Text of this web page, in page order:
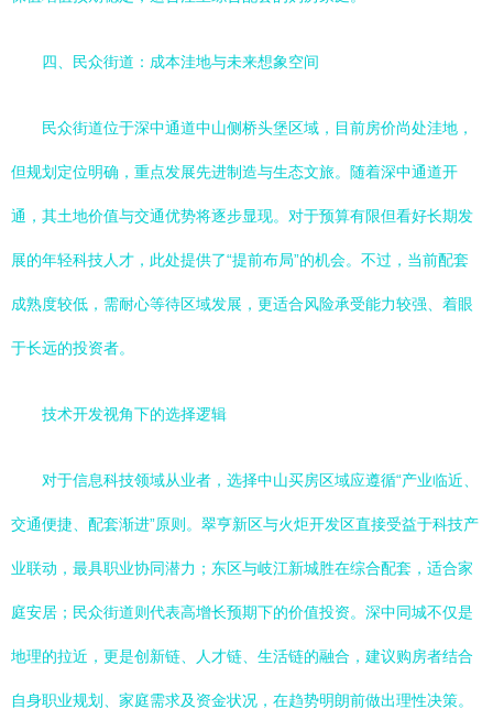
四、民众街道：成本洼地与未来想象空间
民众街道位于深中通道中山侧桥头堡区域，目前房价尚处洼地，
但规划定位明确，重点发展先进制造与生态文旅。随着深中通道开
通，其土地价值与交通优势将逐步显现。对于预算有限但看好长期发
展的年轻科技人才，此处提供了“提前布局”的机会。不过，当前配套
成熟度较低，需耐心等待区域发展，更适合风险承受能力较强、着眼
于长远的投资者。
技术开发视角下的选择逻辑
对于信息科技领域从业者，选择中山买房区域应遵循“产业临近、
交通便捷、配套渐进”原则。翠亨新区与火炬开发区直接受益于科技产
业联动，最具职业协同潜力；东区与岐江新城胜在综合配套，适合家
庭安居；民众街道则代表高增长预期下的价值投资。深中同城不仅是
地理的拉近，更是创新链、人才链、生活链的融合，建议购房者结合
自身职业规划、家庭需求及资金状况，在趋势明朗前做出理性决策。